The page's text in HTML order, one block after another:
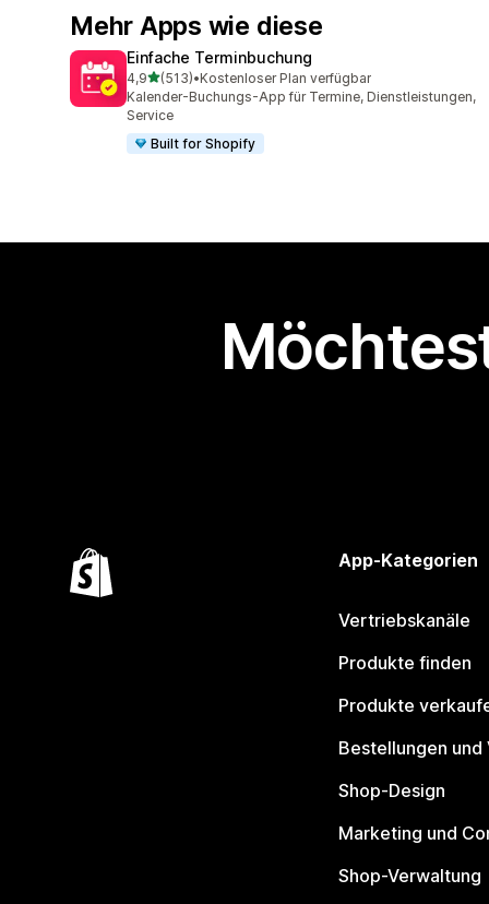
Mehr Apps wie diese
Einfache Terminbuchung
4,9von 5 Sternen
(513)
513 Rezensionen insgesamt
•Kostenloser Plan verfügbar
Kalender-Buchungs-App für Termine, Dienstleistungen,
Service
Built for Shopify
App-Kategorien
Vertriebskanäle
Produkte finden
Produkte
Bestellungen und
Shop-Design
Marketing und
Shop-Verwaltung